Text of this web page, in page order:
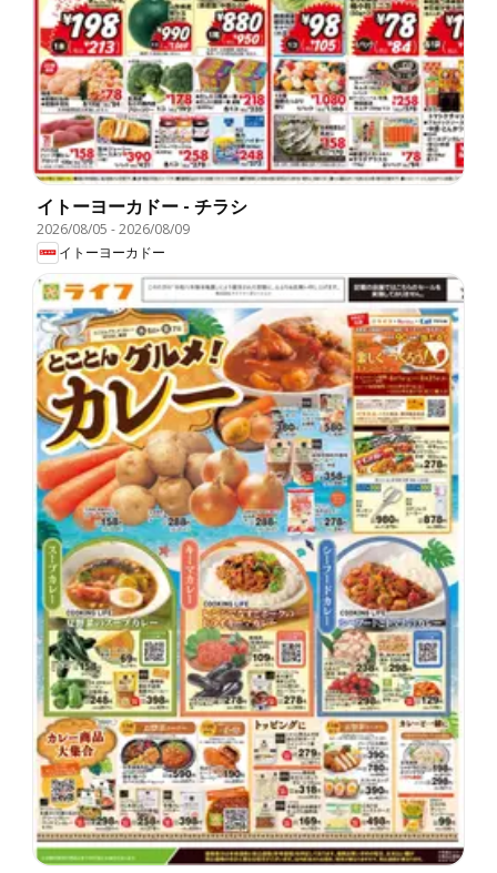
イトーヨーカドー - チラシ
2026/08/05 -2026/08/09
イトーヨーカドー